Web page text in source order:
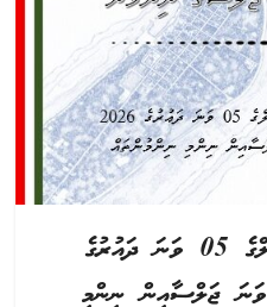
ހައްދުންމަތީ އިސްދޫ ކައުންސިލްގެ 05 ވަނަ ދައުރުގެ
2026 ވަނަ އަހަރުގެ 03 ވަނަ ޖަލްސާއިން ނިންމި